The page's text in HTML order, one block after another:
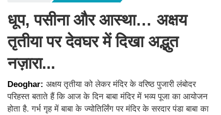
धूप, पसीना और आस्था… अक्षय
तृतीया पर देवघर में दिखा अद्भुत
नज़ारा...
Deoghar: अक्षय तृतीया को लेकर मंदिर के वरिष्ठ पुजारी लंबोदर
परिहस्त बताते हैं कि आज के दिन बाबा मंदिर में भव्य पूजा का आयोजन
होता है. गर्भ गृह में बाबा के ज्योतिर्लिंग पर मंदिर के सरदार पंडा बाबा का